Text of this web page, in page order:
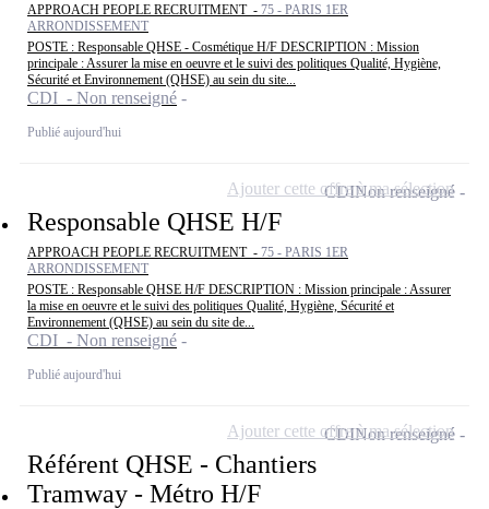
APPROACH PEOPLE RECRUITMENT - 75 - PARIS 1ER
ARRONDISSEMENT
POSTE : Responsable QHSE - Cosmétique H/F DESCRIPTION : Mission
principale : Assurer la mise en oeuvre et le suivi des politiques Qualité, Hygiène,
Sécurité et Environnement (QHSE) au sein du site...
CDI - Non renseigné
Publié aujourd'hui
Responsable QHSE H/F
APPROACH PEOPLE RECRUITMENT - 75 - PARIS 1ER
ARRONDISSEMENT
POSTE : Responsable QHSE H/F DESCRIPTION : Mission principale : Assurer
la mise en oeuvre et le suivi des politiques Qualité, Hygiène, Sécurité et
Environnement (QHSE) au sein du site de...
CDI - Non renseigné
Publié aujourd'hui
CDINon renseigné
Ajouter cette offre à ma sélection
Référent QHSE - Chantiers
Tramway - Métro H/F
CDINon renseigné
Ajouter cette offre à ma sélection